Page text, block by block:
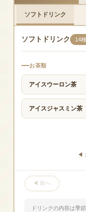
ソフトドリンク
ソフトドリンク 14種
お茶類
アイスウーロン茶
アイスジャスミン茶
◀
◀ 前へ
ドリンクの内容は季